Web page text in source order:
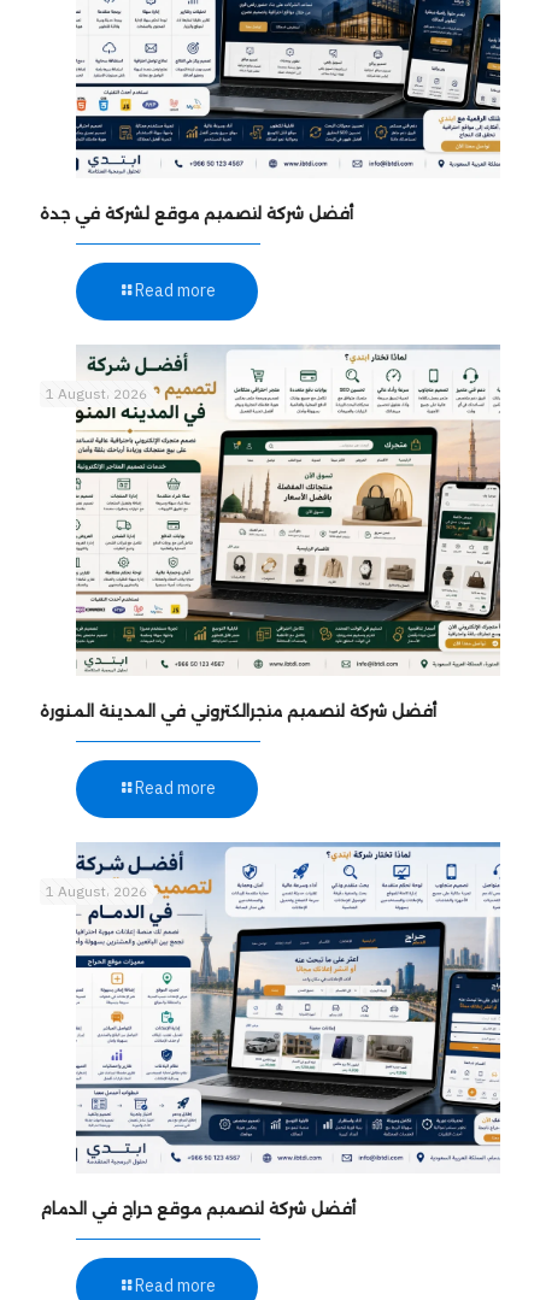
أفضل شركة لتصميم موقع لشركة في جدة
Read more
1 August، 2026
أفضل شركة لتصميم متجرالكتروني في المدينة المنورة
Read more
1 August، 2026
أفضل شركة لتصميم موقع حراج في الدمام
Read more